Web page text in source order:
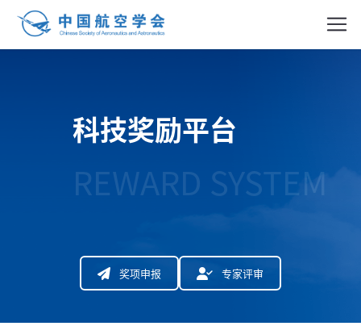
科技奖励平台
REWARD SYSTEM
奖项申报 专家评审